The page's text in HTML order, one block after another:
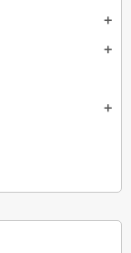
add
add
add